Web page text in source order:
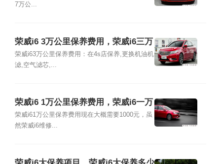
7万公...
荣威i6 3万公里保养费用，荣威i6三万
公里保养项目
荣威i63万公里保养费用：在4s店保养,更换机油机
滤,空气滤芯,...
荣威i6 1万公里保养费用，荣威i6一万
公里保养项目
荣威i61万公里保养费用现在大概需要1000元，虽
然荣威i6维修...